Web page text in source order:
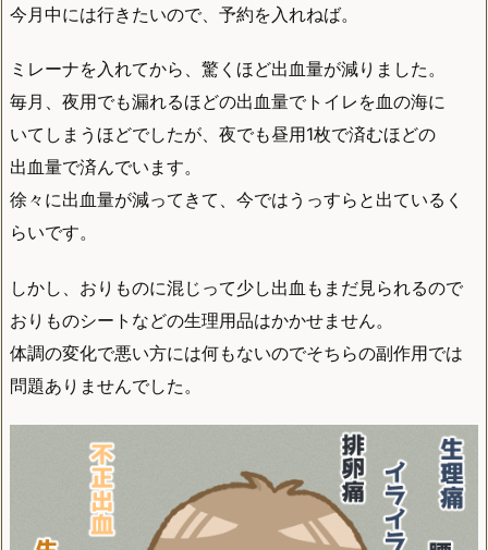
今月中には行きたいので、予約を入れねば。
ミレーナを入れてから、驚くほど出血量が減りました。
毎月、夜用でも漏れるほどの出血量でトイレを血の海に
いてしまうほどでしたが、夜でも昼用1枚で済むほどの
出血量で済んでいます。
徐々に出血量が減ってきて、今ではうっすらと出ているく
らいです。
しかし、おりものに混じって少し出血もまだ見られるので
おりものシートなどの生理用品はかかせません。
体調の変化で悪い方には何もないのでそちらの副作用では
問題ありませんでした。